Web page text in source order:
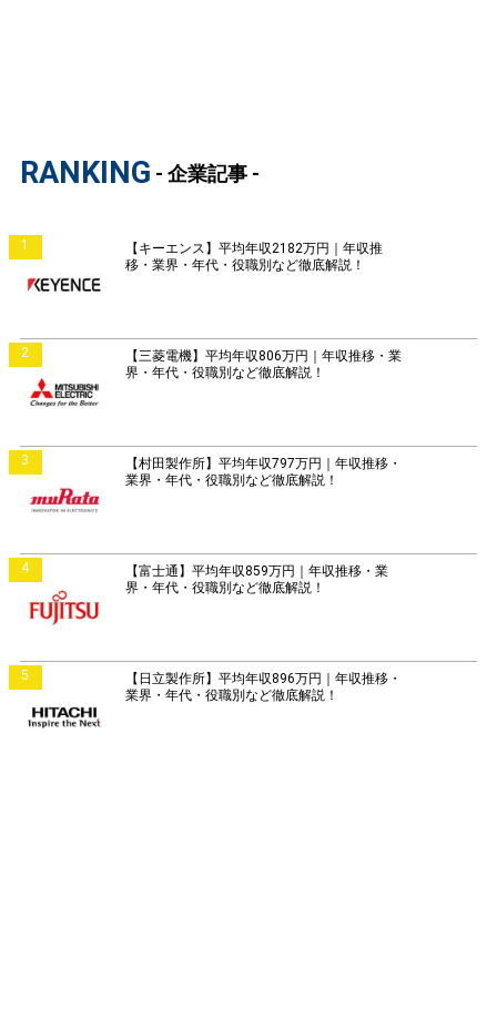
RANKING - 企業記事 -
1
【キーエンス】平均年収2182万円｜年収推
移・業界・年代・役職別など徹底解説！
2
【三菱電機】平均年収806万円｜年収推移・業
界・年代・役職別など徹底解説！
3
【村田製作所】平均年収797万円｜年収推移・
業界・年代・役職別など徹底解説！
4
【富士通】平均年収859万円｜年収推移・業
界・年代・役職別など徹底解説！
5
【日立製作所】平均年収896万円｜年収推移・
業界・年代・役職別など徹底解説！